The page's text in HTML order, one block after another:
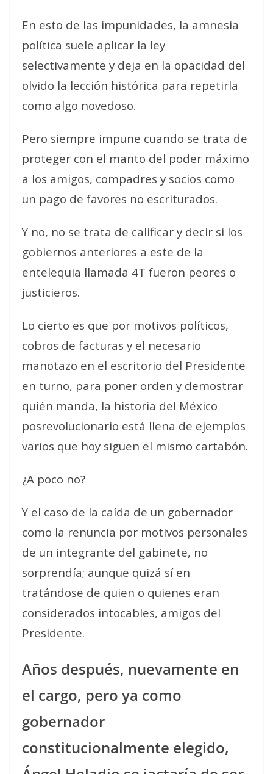
En esto de las impunidades, la amnesia
política suele aplicar la ley
selectivamente y deja en la opacidad del
olvido la lección histórica para repetirla
como algo novedoso.
Pero siempre impune cuando se trata de
proteger con el manto del poder máximo
a los amigos, compadres y socios como
un pago de favores no escriturados.
Y no, no se trata de calificar y decir si los
gobiernos anteriores a este de la
entelequia llamada 4T fueron peores o
justicieros.
Lo cierto es que por motivos políticos,
cobros de facturas y el necesario
manotazo en el escritorio del Presidente
en turno, para poner orden y demostrar
quién manda, la historia del México
posrevolucionario está llena de ejemplos
varios que hoy siguen el mismo cartabón.
¿A poco no?
Y el caso de la caída de un gobernador
como la renuncia por motivos personales
de un integrante del gabinete, no
sorprendía; aunque quizá sí en
tratándose de quien o quienes eran
considerados intocables, amigos del
Presidente.
Años después, nuevamente en
el cargo, pero ya como
gobernador
constitucionalmente elegido,